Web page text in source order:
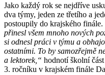
Jako každý rok se nejdříve
dva týmy, jeden ze třetího a
postoupily do krajského finále.
přinesl všem mnoho nových
si odnesl práci v týmu a
ostatními. To by samozřejmě
a lektorek,“ hodnotí školní
3. ročníku v krajském finále